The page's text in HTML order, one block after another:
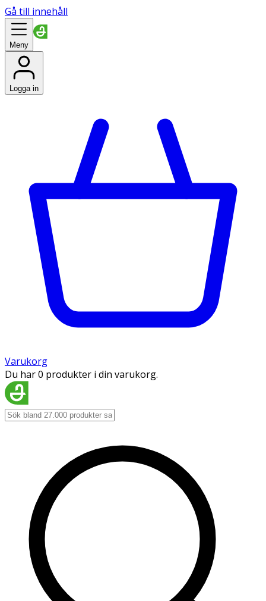
Gå till innehåll
Meny
Logga in
Varukorg
Du har 0 produkter i din varukorg.